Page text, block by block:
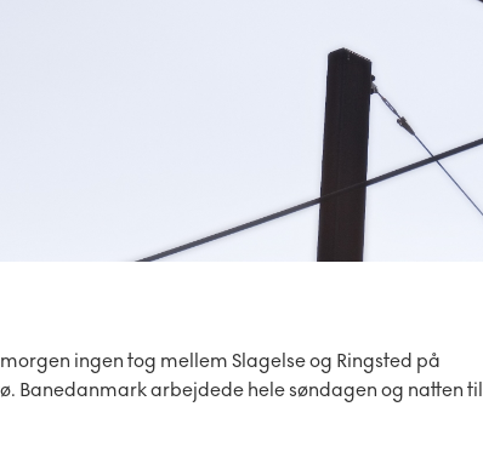
ingen tog mellem Slagelse og Ringsted på
Banedanmark arbejdede hele søndagen og natten til